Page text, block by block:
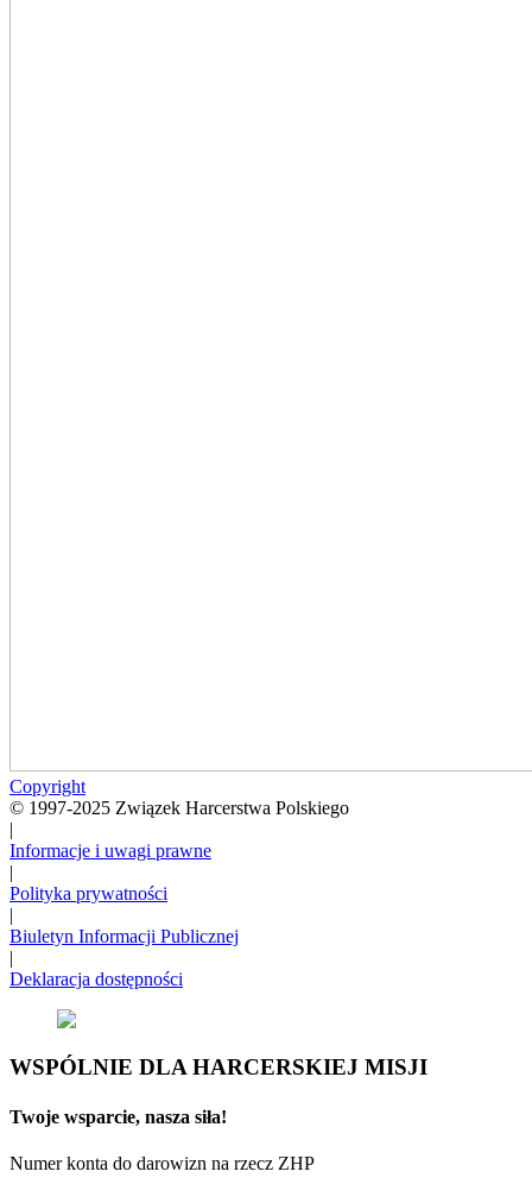
Copyright
© 1997-2025 Związek Harcerstwa Polskiego
|
Informacje i uwagi prawne
|
Polityka prywatności
|
Biuletyn Informacji Publicznej
|
Deklaracja dostępności
WSPÓLNIE DLA HARCERSKIEJ MISJI
Twoje wsparcie, nasza siła!
Numer konta do darowizn na rzecz ZHP